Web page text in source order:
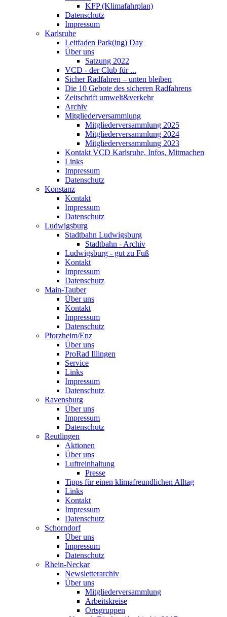
KFP (Klimafahrplan)
Datenschutz
Impressum
Karlsruhe
Leitfaden Park(ing) Day
Über uns
Satzung 2022
VCD - der Club für ...
Sicher Radfahren – unten bleiben
Die 10 Gebote des sicheren Radfahrens
Zeitschrift umwelt&verkehr
Archiv
Mitgliederversammlung
Mitgliederversammlung 2025
Mitgliederversammlung 2024
Mitgliederversammlung 2023
Kontakt VCD Karlsruhe, Infos, Mitmachen
Links
Impressum
Datenschutz
Konstanz
Kontakt
Impressum
Datenschutz
Ludwigsburg
Stadtbahn Ludwigsburg
Stadtbahn - Archiv
Ludwigsburg - gut zu Fuß
Kontakt
Impressum
Datenschutz
Main-Tauber
Über uns
Kontakt
Impressum
Datenschutz
Pforzheim/Enz
Über uns
ProRad Illingen
Service
Links
Impressum
Datenschutz
Ravensburg
Über uns
Impressum
Datenschutz
Reutlingen
Aktionen
Über uns
Luftreinhaltung
Presse
Tipps für einen klimafreundlichen Alltag
Links
Kontakt
Impressum
Datenschutz
Schorndorf
Über uns
Impressum
Datenschutz
Rhein-Neckar
Newsletterarchiv
Über uns
Mitgliederversammlung
Arbeitskreise
Ortsgruppen